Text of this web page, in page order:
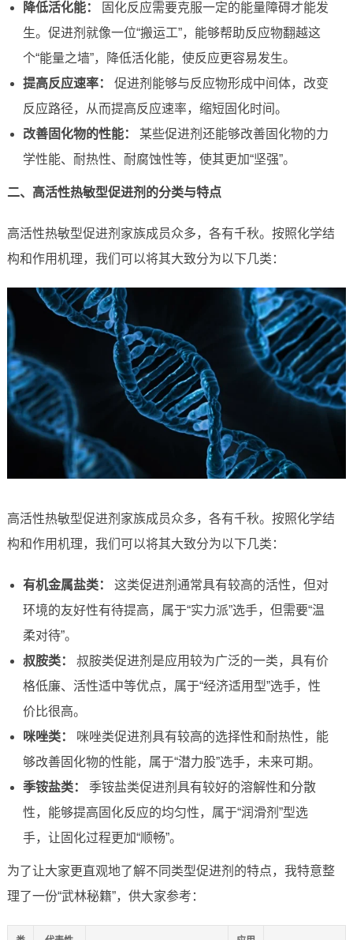
降低活化能：
固化反应需要克服一定的能量障碍才能发
生。促进剂就像一位“搬运工”，能够帮助反应物翻越这
个“能量之墙”，降低活化能，使反应更容易发生。
提高反应速率：
促进剂能够与反应物形成中间体，改变
反应路径，从而提高反应速率，缩短固化时间。
改善固化物的性能：
某些促进剂还能够改善固化物的力
学性能、耐热性、耐腐蚀性等，使其更加“坚强”。
二、高活性热敏型促进剂的分类与特点
高活性热敏型促进剂家族成员众多，各有千秋。按照化学结
构和作用机理，我们可以将其大致分为以下几类：
高活性热敏型促进剂家族成员众多，各有千秋。按照化学结
构和作用机理，我们可以将其大致分为以下几类：
有机金属盐类：
这类促进剂通常具有较高的活性，但对
环境的友好性有待提高，属于“实力派”选手，但需要“温
柔对待”。
叔胺类：
叔胺类促进剂是应用较为广泛的一类，具有价
格低廉、活性适中等优点，属于“经济适用型”选手，性
价比很高。
咪唑类：
咪唑类促进剂具有较高的选择性和耐热性，能
够改善固化物的性能，属于“潜力股”选手，未来可期。
季铵盐类：
季铵盐类促进剂具有较好的溶解性和分散
性，能够提高固化反应的均匀性，属于“润滑剂”型选
手，让固化过程更加“顺畅”。
为了让大家更直观地了解不同类型促进剂的特点，我特意整
理了一份“武林秘籍”，供大家参考：